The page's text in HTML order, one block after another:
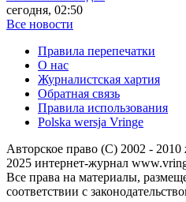
сегодня, 02:50
Все новости
Правила перепечатки
О нас
Журналистская хартия
Обратная связь
Правила использования
Polska wersja Vringe
Авторское право (С) 2002 -
2025 интернет-журнал
Все права на материалы,
соответствии с